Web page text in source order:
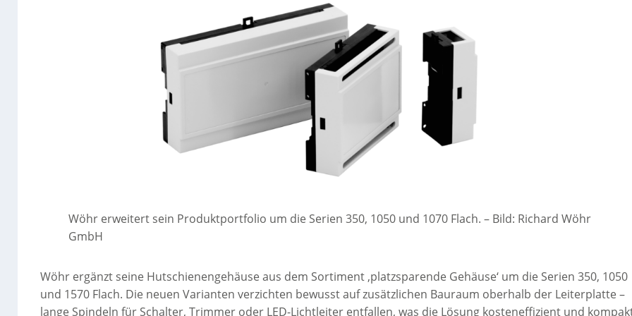
Wöhr erweitert sein Produktportfolio um die Serien 350, 1050 und 1070 Flach. – Bild: Richard Wöhr
GmbH
Wöhr ergänzt seine Hutschienengehäuse aus dem Sortiment ‚platzsparende Gehäuse‘ um die Serien 350, 1050
und 1570 Flach. Die neuen Varianten verzichten bewusst auf zusätzlichen Bauraum oberhalb der Leiterplatte –
lange Spindeln für Schalter, Trimmer oder LED-Lichtleiter entfallen, was die Lösung kosteneffizient und